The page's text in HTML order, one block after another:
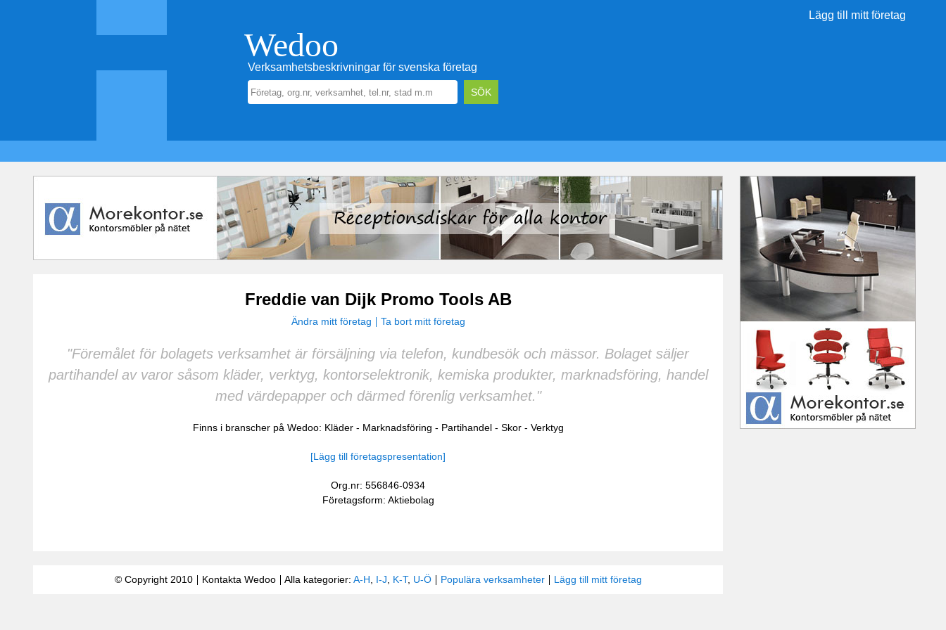
Lägg till mitt företag
Wedoo
Verksamhetsbeskrivningar för svenska företag
Freddie van Dijk Promo Tools AB
Ändra mitt företag Ta bort mitt företag
"Föremålet för bolagets verksamhet är försäljning via telefon, kundbesök och mässor. Bolaget säljer
partihandel av varor såsom kläder, verktyg, kontorselektronik, kemiska produkter, marknadsföring, handel
med värdepapper och därmed förenlig verksamhet."
Finns i branscher på Wedoo: Kläder- Marknadsföring - Partihandel- Skor- Verktyg
[Lägg till företagspresentation]
Org.nr: 556846-0934
Företagsform: Aktiebolag
© Copyright 2010 Kontakta Wedoo Alla kategorier: A-H I-J K-T, U-Ö Populära verksamheter Lägg till mitt företag